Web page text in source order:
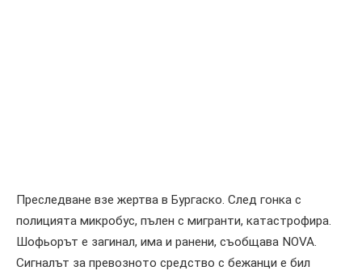
Преследване взе жертва в Бургаско. След гонка с
полицията микробус, пълен с мигранти, катастрофира.
Шофьорът е загинал, има и ранени, съобщава NOVA.
Сигналът за превозното средство с бежанци е бил